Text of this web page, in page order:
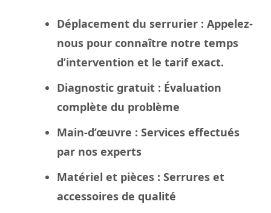
Déplacement du serrurier : Appelez-
nous pour connaître notre temps
d’intervention et le tarif exact.
Diagnostic gratuit : Évaluation
complète du problème
Main-d’œuvre : Services effectués
par nos experts
Matériel et pièces : Serrures et
accessoires de qualité